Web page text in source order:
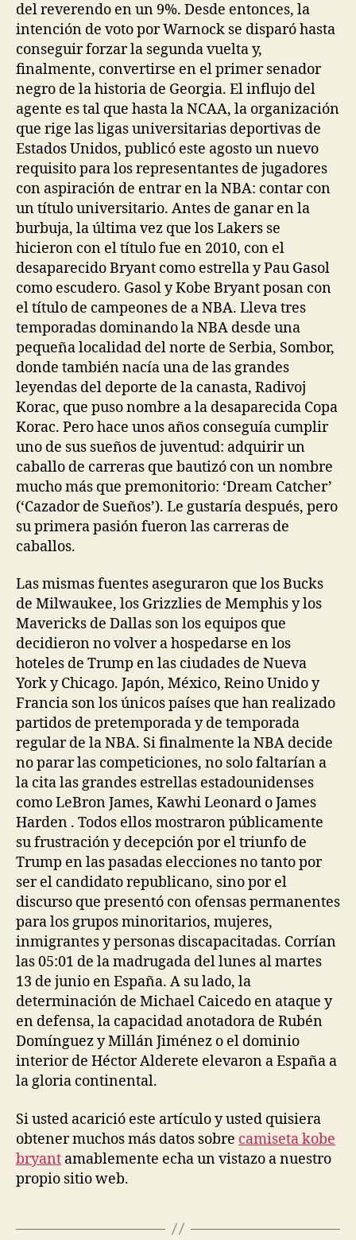
del reverendo en un 9%. Desde entonces, la
intención de voto por Warnock se disparó hasta
conseguir forzar la segunda vuelta y,
finalmente, convertirse en el primer senador
negro de la historia de Georgia. El influjo del
agente es tal que hasta la NCAA, la organización
que rige las ligas universitarias deportivas de
Estados Unidos, publicó este agosto un nuevo
requisito para los representantes de jugadores
con aspiración de entrar en la NBA: contar con
un título universitario. Antes de ganar en la
burbuja, la última vez que los Lakers se
hicieron con el título fue en 2010, con el
desaparecido Bryant como estrella y Pau Gasol
como escudero. Gasol y Kobe Bryant posan con
el título de campeones de a NBA. Lleva tres
temporadas dominando la NBA desde una
pequeña localidad del norte de Serbia, Sombor,
donde también nacía una de las grandes
leyendas del deporte de la canasta, Radivoj
Korac, que puso nombre a la desaparecida Copa
Korac. Pero hace unos años conseguía cumplir
uno de sus sueños de juventud: adquirir un
caballo de carreras que bautizó con un nombre
mucho más que premonitorio: ‘Dream Catcher’
(‘Cazador de Sueños’). Le gustaría después, pero
su primera pasión fueron las carreras de
caballos.
Las mismas fuentes aseguraron que los Bucks
de Milwaukee, los Grizzlies de Memphis y los
Mavericks de Dallas son los equipos que
decidieron no volver a hospedarse en los
hoteles de Trump en las ciudades de Nueva
York y Chicago. Japón, México, Reino Unido y
Francia son los únicos países que han realizado
partidos de pretemporada y de temporada
regular de la NBA. Si finalmente la NBA decide
no parar las competiciones, no solo faltarían a
la cita las grandes estrellas estadounidenses
como LeBron James, Kawhi Leonard o James
Harden . Todos ellos mostraron públicamente
su frustración y decepción por el triunfo de
Trump en las pasadas elecciones no tanto por
ser el candidato republicano, sino por el
discurso que presentó con ofensas permanentes
para los grupos minoritarios, mujeres,
inmigrantes y personas discapacitadas. Corrían
las 05:01 de la madrugada del lunes al martes
13 de junio en España. A su lado, la
determinación de Michael Caicedo en ataque y
en defensa, la capacidad anotadora de Rubén
Domínguez y Millán Jiménez o el dominio
interior de Héctor Alderete elevaron a España a
la gloria continental.
Si usted acarició este artículo y usted quisiera
obtener muchos más datos sobre camiseta kobe
bryant amablemente echa un vistazo a nuestro
propio sitio web.